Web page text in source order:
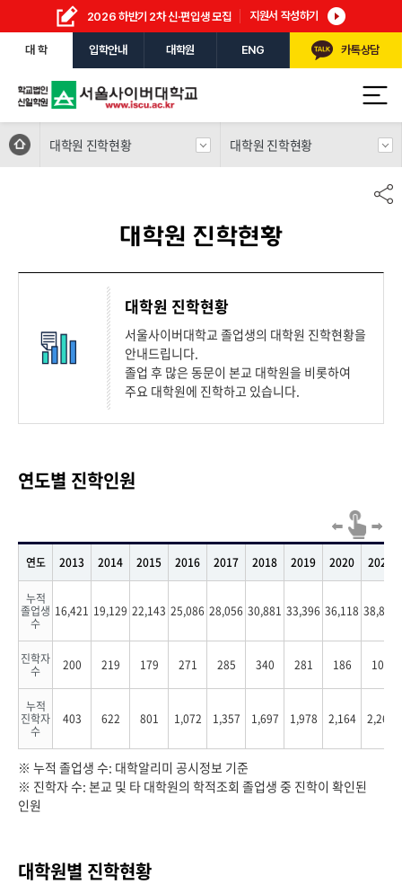
2026 하반기 2차 신·편입생 모집 지원서 작성하기
대 학 입학안내 대학원 ENG 카톡상담
대학원 진학현황 대학원 진학현황
대학원 진학현황
대학원 진학현황
서울사이버대학교 졸업생의 대학원 진학현황을
안내드립니다.
졸업 후 많은 동문이 본교 대학원을 비롯하여
주요 대학원에 진학하고 있습니다.
연도별 진학인원
연도 2013 2014 2015 2016 2017 2018 2019 2020 2021
누적
졸업생
수
16,421 19,129 22,143 25,086 28,056 30,881 33,396 36,118 38,837
진학자
수 200 219 179 271 285 340 281 186 103
누적
진학자
수
403 622 801 1,072 1,357 1,697 1,978 2,164 2,267
※ 누적 졸업생 수: 대학알리미 공시정보 기준
※ 진학자 수: 본교 및 타 대학원의 학적조회 졸업생 중 진학이 확인된
인원
대학원별 진학현황